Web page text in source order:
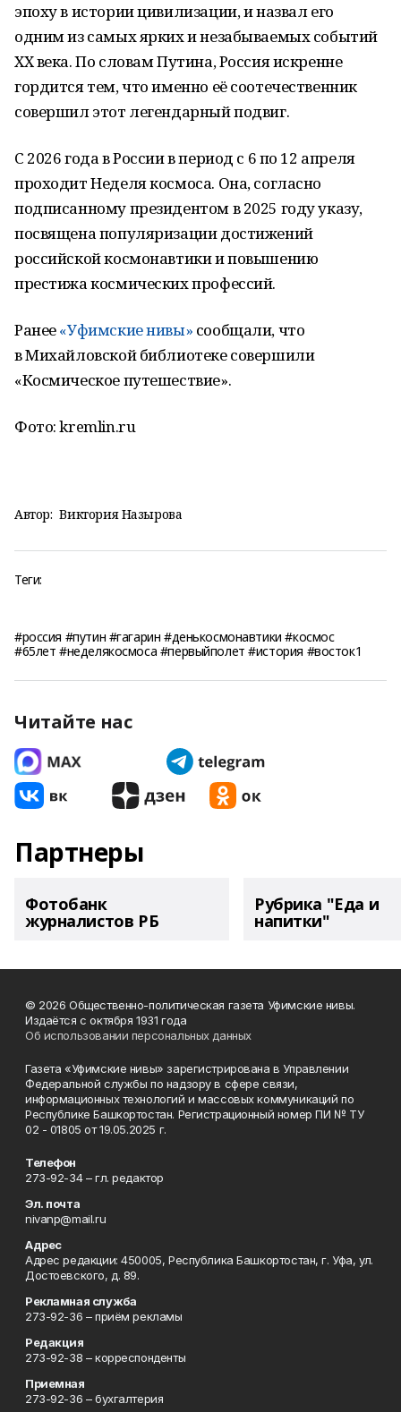
эпоху в истории цивилизации, и назвал его
одним из самых ярких и незабываемых событий
XX века. По словам Путина, Россия искренне
гордится тем, что именно её соотечественник
совершил этот легендарный подвиг.
С 2026 года в России в период с 6 по 12 апреля
проходит Неделя космоса. Она, согласно
подписанному президентом в 2025 году указу,
посвящена популяризации достижений
российской космонавтики и повышению
престижа космических профессий.
Ранее«Уфимские нивы» сообщали, что
в Михайловской библиотеке совершили
«Космическое путешествие».
Фото: kremlin.ru
Автор: Виктория Назырова
Теги:
#россия #путин #гагарин #денькосмонавтики #космос
#65лет #неделякосмоса #первыйполет #история #восток1
Читайте нас
Партнеры
Фотобанк
журналистов РБ
Рубрика "Еда и
напитки"
© 2026 Общественно-политическая газета Уфимские нивы.
Издаётся с октября 1931 года
Об использовании персональных данных
Газета «Уфимские нивы» зарегистрирована в Управлении
Федеральной службы по надзору в сфере связи,
информационных технологий и массовых коммуникаций по
Республике Башкортостан. Регистрационный номер ПИ № ТУ
02 - 01805 от 19.05.2025 г.
Телефон
273-92-34 – гл. редактор
Эл. почта
nivanp@mail.ru
Адрес
Адрес редакции: 450005, Республика Башкортостан, г. Уфа, ул.
Достоевского, д. 89.
Рекламная служба
273-92-36 – приём рекламы
Редакция
273-92-38 – корреспонденты
Приемная
273-92-36 – бухгалтерия